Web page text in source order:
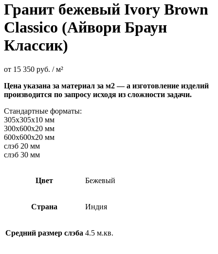
Гранит бежевый Ivory Brown
Classico (Айвори Браун
Классик)
от 15 350 руб. / м²
Цена указана за материал за м2 — а изготовление изделий
производится по запросу исходя из сложности задачи.
Стандартные форматы:
305х305х10 мм
300х600х20 мм
600х600х20 мм
слэб 20 мм
слэб 30 мм
Цвет Бежевый
Страна Индия
Средний размер слэба 4.5 м.кв.